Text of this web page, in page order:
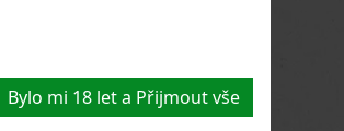
Bylo mi 18 let a Přijmout vše